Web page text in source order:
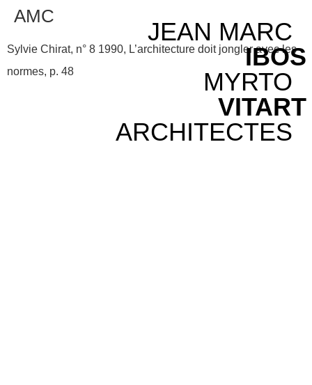
JEAN MARC
IBOS
MYRTO
VITART
ARCHITECTES
AMC
Sylvie Chirat, n° 8 1990, L’architecture doit jongler avec les
normes, p. 48